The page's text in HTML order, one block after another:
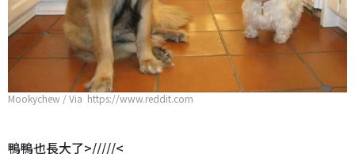
Mookychew / Via https://www.reddit.com
鴨鴨也長大了>/////<